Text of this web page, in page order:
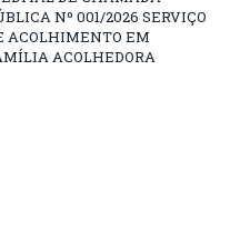
Nº 001/2026 SERVIÇO
ACOLHIMENTO EM
ACOLHEDORA